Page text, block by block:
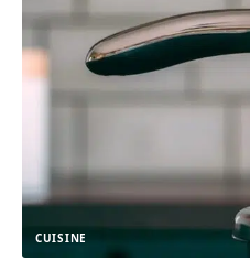
CUISINE